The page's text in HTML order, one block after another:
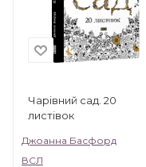
Чарівний сад. 20
листівок
Джоанна Басфорд
ВСЛ